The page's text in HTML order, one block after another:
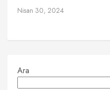
Nisan 30, 2024
Ara